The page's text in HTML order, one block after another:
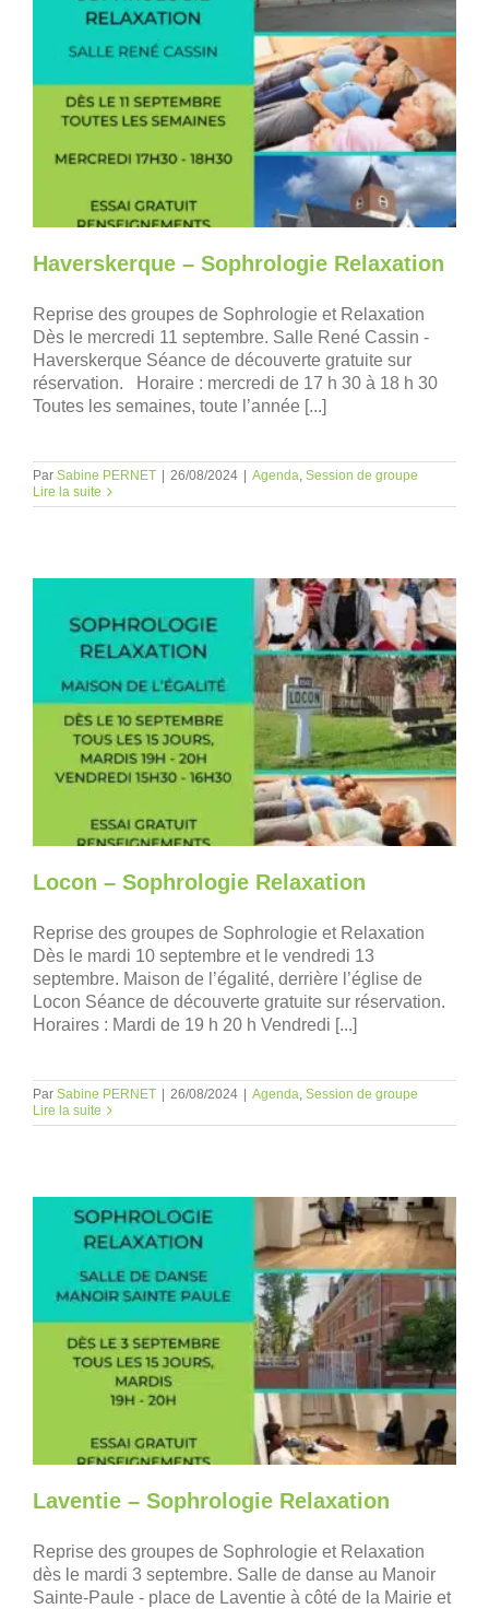
Haverskerque – Sophrologie Relaxation
Reprise des groupes de Sophrologie et Relaxation
Dès le mercredi 11 septembre. Salle René Cassin -
Haverskerque Séance de découverte gratuite sur
réservation. Horaire : mercredi de 17 h 30 à 18 h 30
Toutes les semaines, toute l’année [...]
Par Sabine PERNET | 26/08/2024 | Agenda, Session de groupe
Lire la suite
Locon – Sophrologie Relaxation
Reprise des groupes de Sophrologie et Relaxation
Dès le mardi 10 septembre et le vendredi 13
septembre. Maison de l’égalité, derrière l’église de
Locon Séance de découverte gratuite sur réservation.
Horaires : Mardi de 19 h 20 h Vendredi [...]
Par Sabine PERNET | 26/08/2024 | Agenda Session de groupe
Lire la suite
Laventie – Sophrologie Relaxation
Reprise des groupes de Sophrologie et Relaxation
dès le mardi 3 septembre. Salle de danse au Manoir
Sainte-Paule - place de Laventie à côté de la Mairie et